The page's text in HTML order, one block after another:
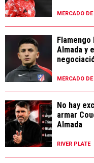
MERCADO
Almada y
MERCADO
No hay
armar
Almada
RIVER PLATE